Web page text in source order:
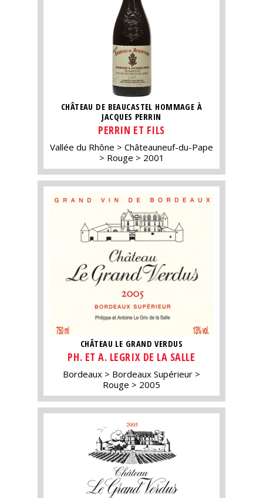
CHÂTEAU DE BEAUCASTEL HOMMAGE À
JACQUES PERRIN
PERRIN ET FILS
Vallée du Rhône
Châteauneuf-du-Pape
Rouge
2001
CHÂTEAU LE GRAND VERDUS
PH. ET A. LEGRIX DE LA SALLE
Bordeaux
Bordeaux Supérieur
Rouge
2005